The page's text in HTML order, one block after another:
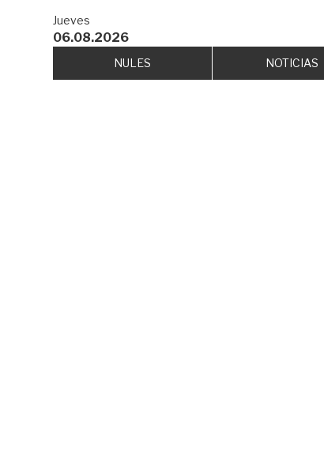
Jueves
06.08.2026
NULES NOTICIAS